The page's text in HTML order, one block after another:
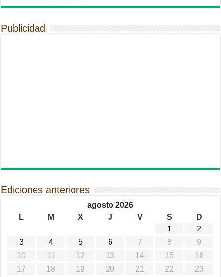
Publicidad
Ediciones anteriores
agosto 2026
L
M X J V S
D
1
2
3
4 5 6 7 8
9
10
11 12 13 14 15
16
17
18 19 20 21 22
23